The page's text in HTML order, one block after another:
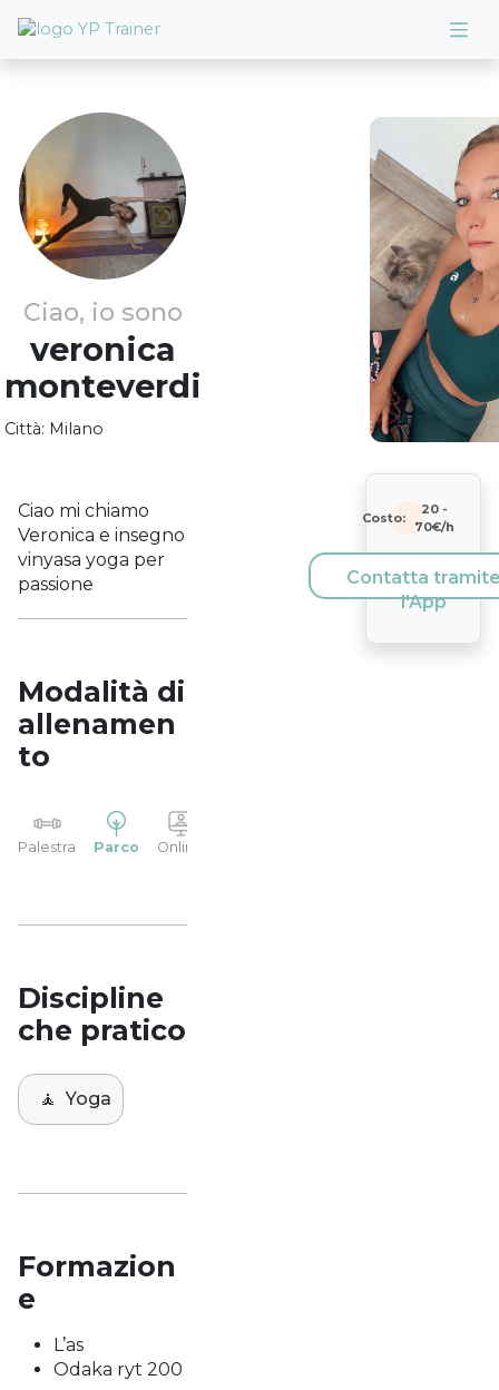
Ciao, io sono
veronica
monteverdi
Città: Milano
Ciao mi chiamo
Veronica e insegno
vinyasa yoga per
passione
Modalità di
allenamen
to
Palestra Parco Online
Discipline
che pratico
🧘 Yoga
Formazion
e
L’as
Odaka ryt 200
Costo:
20 -
70€/h
Contatta
l'App